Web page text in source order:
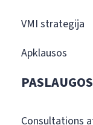
VMI strategija
Apklausos
PASLAUGOS
Consultations